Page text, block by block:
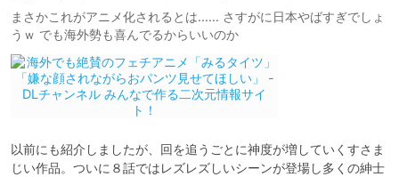
まさかこれがアニメ化されるとは…… さすがに日本やばすぎでしょ
うｗ でも海外勢も喜んでるからいいのか
以前にも紹介しましたが、回を追うごとに神度が増していくすさま
じい作品。ついに８話ではレズレズしいシーンが登場し多くの紳士